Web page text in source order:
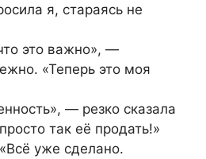
я, стараясь не
это важно», —
«Теперь это моя
— резко сказала
так её продать!»
уже сделано.